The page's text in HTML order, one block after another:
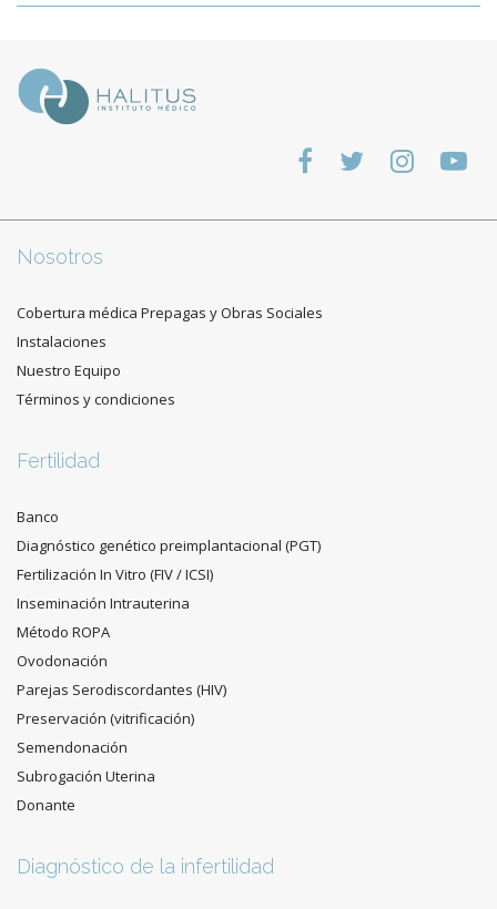
Nosotros
Cobertura médica Prepagas y Obras Sociales
Instalaciones
Nuestro Equipo
Términos y condiciones
Fertilidad
Banco
Diagnóstico genético preimplantacional (PGT)
Fertilización In Vitro (FIV / ICSI)
Inseminación Intrauterina
Método ROPA
Ovodonación
Parejas Serodiscordantes (HIV)
Preservación (vitrificación)
Semendonación
Subrogación Uterina
Donante
Diagnóstico de la infertilidad